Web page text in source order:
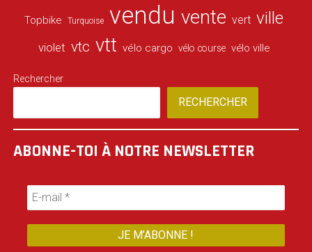
Topbike Turquoise vendu vente vert ville
violet vtc vtt vélo cargo vélo course vélo ville
Rechercher
RECHERCHER
ABONNE-TOI À NOTRE NEWSLETTER